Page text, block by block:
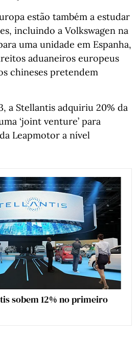
estão também a estudar
incluindo a Volkswagen na
uma unidade em Espanha,
aduaneiros europeus
chineses pretendem
a Stellantis adquiriu 20% da
‘joint venture’ para
Leapmotor a nível
sobem 12% no primeiro